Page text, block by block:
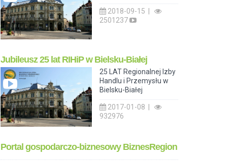
2018-09-15 |
2501237
Jubileusz 25 lat RIHiP w Bielsku-Białej
25 LAT Regionalnej Izby
Handlu i Przemysłu w
Bielsku-Białej
2017-01-08 |
932976
Portal gospodarczo-biznesowy BiznesRegion